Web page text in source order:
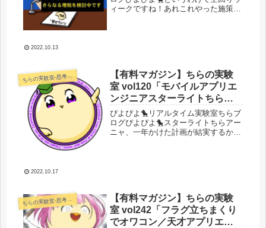
報告とか」
ィークですね！あれこれやった施策が
2022.10.13
ちらの実験室-思考・失敗談・リアルタイム実況等を発信します-
【有料マガジン】ちらの実験
室 vol120「モバイルアプリエ
ンジニアスターライトちらア
ーニャと呼べ／計画倒れ極ま
れり／物販どうした」
ぴよぴよ🐤リアルタイム実験室ちらブ
ログぴよぴよ🐤スターライトちらアー
ニャ、一年かけた計画が結実するか？
2022.10.17
ちらの実験室-思考・失敗談・リアルタイム実況等を発信します-
【有料マガジン】ちらの実験
室 vol242「フラグ立ちまくり
でオワコン／天才アプリエイ